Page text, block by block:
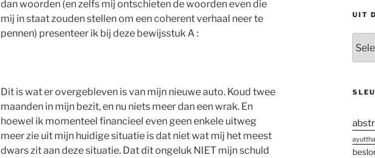
dan woorden (en zelfs mij ontschieten de woorden even die
mij in staat zouden stellen om een coherent verhaal neer te
pennen) presenteer ik bij deze bewijsstuk A :
Dit is wat er overgebleven is van mijn nieuwe auto. Koud twee
maanden in mijn bezit, en nu niets meer dan een wrak. En
hoewel ik momenteel financieel even geen enkele uitweg
meer zie uit mijn huidige situatie is dat niet wat mij het meest
dwars zit aan deze situatie. Dat dit ongeluk NIET mijn schuld
UIT
den
oude